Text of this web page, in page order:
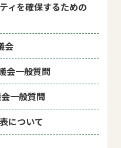
ィを確保するための
会
会一般質問
一般質問
について